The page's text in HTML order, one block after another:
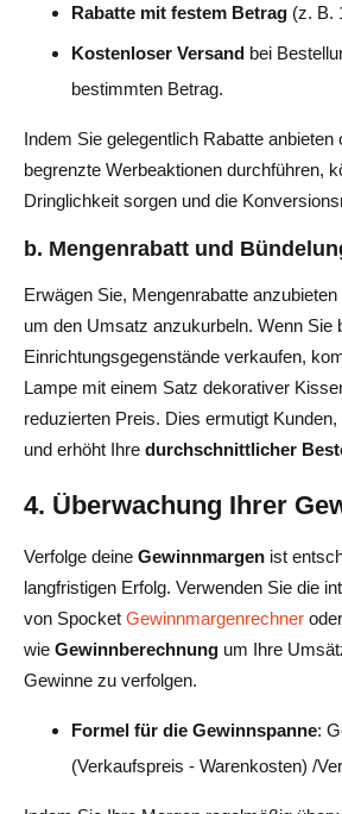
Rabatte mit festem Betrag (z. B.
Kostenloser Versand bei
bestimmten Betrag.
Indem Sie gelegentlich Rabatte anbieten
begrenzte Werbeaktionen durchführen,
Dringlichkeit sorgen und die
b. Mengenrabatt und
Erwägen Sie, Mengenrabatte anzubieten
um den Umsatz anzukurbeln. Wenn Sie
Einrichtungsgegenstände verkaufen,
Lampe mit einem Satz dekorativer
reduzierten Preis. Dies ermutigt
und erhöht Ihre durchschnittlicher
4. Überwachung Ihrer
Verfolge deine Gewinnmargen ist
langfristigen Erfolg. Verwenden Sie die
von Spocket Gewinnmargenrechner
wie Gewinnberechnung um Ihre
Gewinne zu verfolgen.
Formel für die Gewinnspanne:
(Verkaufspreis - Warenkosten) /